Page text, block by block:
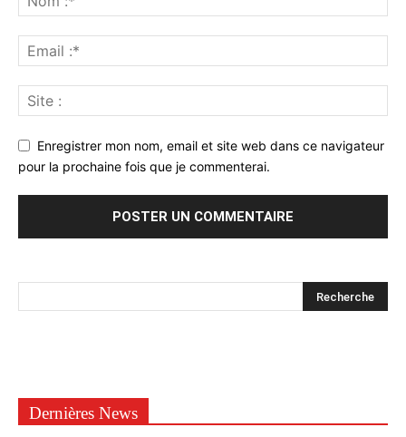
Enregistrer mon nom, email et site web dans ce navigateur
pour la prochaine fois que je commenterai.
Dernières News